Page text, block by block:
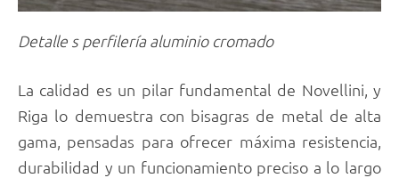
Detalle s perfilería aluminio cromado
La calidad es un pilar fundamental de Novellini, y
Riga lo demuestra con bisagras de metal de alta
gama, pensadas para ofrecer máxima resistencia,
durabilidad y un funcionamiento preciso a lo largo